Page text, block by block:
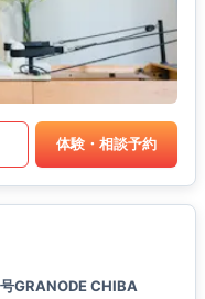
体験・相談予約
GRANODE CHIBA